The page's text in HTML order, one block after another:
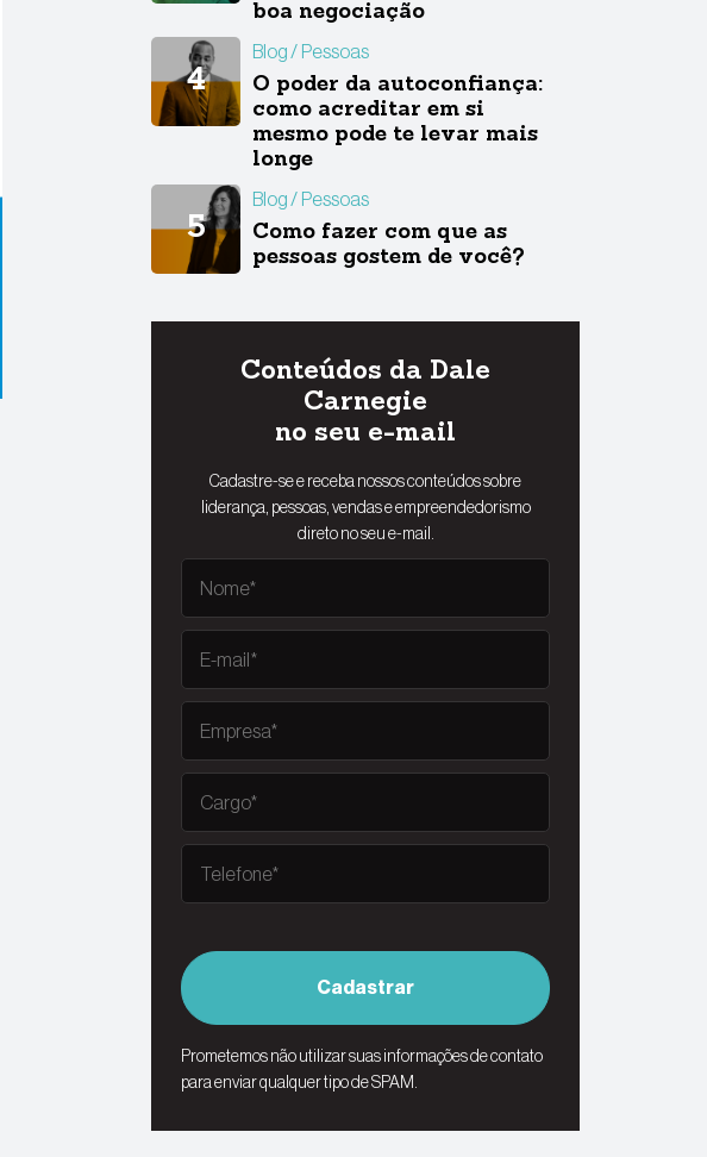
boa negociação
Blog Pessoas
O poder da autoconfiança:
como acreditar em si
mesmo pode te levar mais
longe
Blog Pessoas
Como fazer com que as
pessoas gostem de você?
Conteúdos da Dale
Carnegie
no seu e-mail
Cadastre-se e receba nossos conteúdos sobre
liderança, pessoas, vendas e empreendedorismo
direto no seu e-mail.
Cadastrar
Prometemos não utilizar suas informações de contato
para enviar qualquer tipo de SPAM.